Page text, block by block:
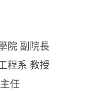
院 副院長
程系 教授
任